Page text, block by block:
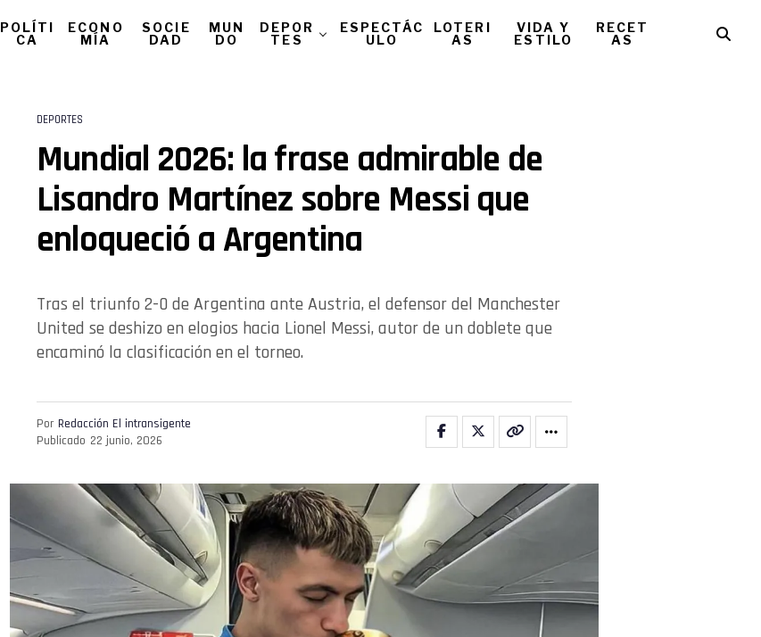
POLÍTI
CA
ECONO
MÍA
SOCIE
DAD
MUN
DO
DEPOR
TES
ESPECTÁC
ULO
LOTERI
AS
VIDA Y
ESTILO
RECET
AS
DEPORTES
Mundial 2026: la frase admirable de
Lisandro Martínez sobre Messi que
enloqueció a Argentina
Tras el triunfo 2-0 de Argentina ante Austria, el defensor del Manchester
United se deshizo en elogios hacia Lionel Messi, autor de un doblete que
encaminó la clasificación en el torneo.
Por Redacción El intransigente
Publicado 22 junio, 2026